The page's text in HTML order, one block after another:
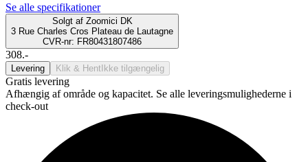
Se alle specifikationer
Solgt af Zoomici DK
3 Rue Charles Cros Plateau de Lautagne
CVR-nr: FR80431807486
308.-
Levering Klik & Hent Ikke tilgængelig
Gratis levering
Afhængig af område og kapacitet. Se alle leveringsmulighederne i
check-out